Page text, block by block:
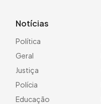
Notícias
Política
Geral
Justiça
Polícia
Educação